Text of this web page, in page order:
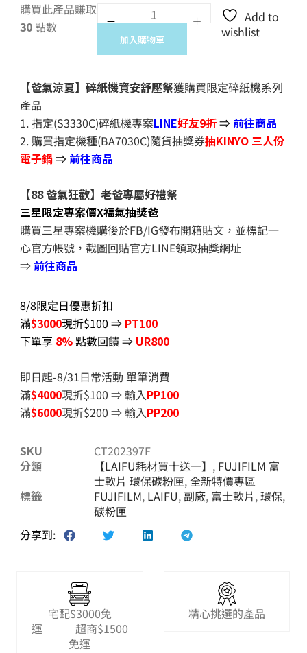
購買此產品賺取
30 點數
加入購物車
Add to
wishlist
【爸氣涼夏】碎紙機資安舒壓祭獲購買限定碎紙機系列
產品
1. 指定(S3330C)碎紙機專案LINE好友9折⇒ 前往商品
2. 購買指定機種(BA7030C)隨貨抽獎券抽KINYO 三人份
電子鍋⇒ 前往商品
【88 爸氣狂歡】老爸專屬好禮祭
三星限定專案價X福氣抽獎爸
購買三星專案機購後於FB/IG發布開箱貼文，並標記一
心官方帳號，截圖回貼官方LINE領取抽獎網址
⇒ 前往商品
8/8限定日優惠折扣
滿$3000現折$100 ⇒ PT100
下單享 8%點數回饋 ⇒ UR800
即日起-8/31日常活動 單筆消費
滿$4000現折$100 ⇒ 輸入PP100
滿$6000現折$200 ⇒ 輸入PP200
SKU
CT202397F
分類
【LAIFU耗材買十送一】 , FUJIFILM 富
士軟片 環保碳粉匣,全新特價專區
標籤
FUJIFILM, LAIFU, 副廠, 富士軟片,環保,
碳粉匣
分享到:
宅配$3000免
運 超商$1500
免運
精心挑選的產品